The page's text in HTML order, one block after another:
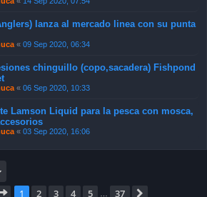
lanza al mercado linea con su punta
« 09 Sep 2020, 06:34
chinguillo (copo,sacadera) Fishpond
« 06 Sep 2020, 10:33
Lamson Liquid para la pesca con mosca,
« 03 Sep 2020, 16:06
Page 1of 37
1 2 3 4 5 37